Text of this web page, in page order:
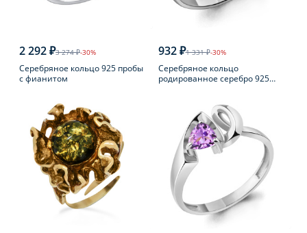
2 292 ₽3 274 ₽-30%
Серебряное кольцо 925 пробы
с фианитом
932 ₽1 331 ₽-30%
Серебряное кольцо
родированное серебро 925